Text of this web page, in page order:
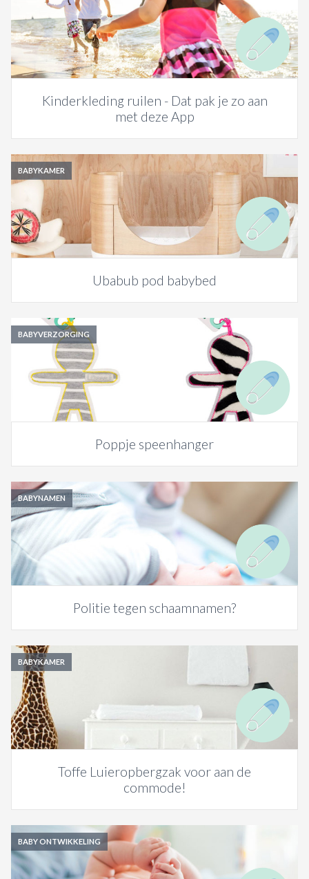
Kinderkleding ruilen - Dat pak je zo aan
met deze App
BABYKAMER
Ubabub pod babybed
BABYVERZORGING
Poppje speenhanger
BABYNAMEN
Politie tegen schaamnamen?
BABYKAMER
Toffe Luieropbergzak voor aan de
commode!
BABY ONTWIKKELING